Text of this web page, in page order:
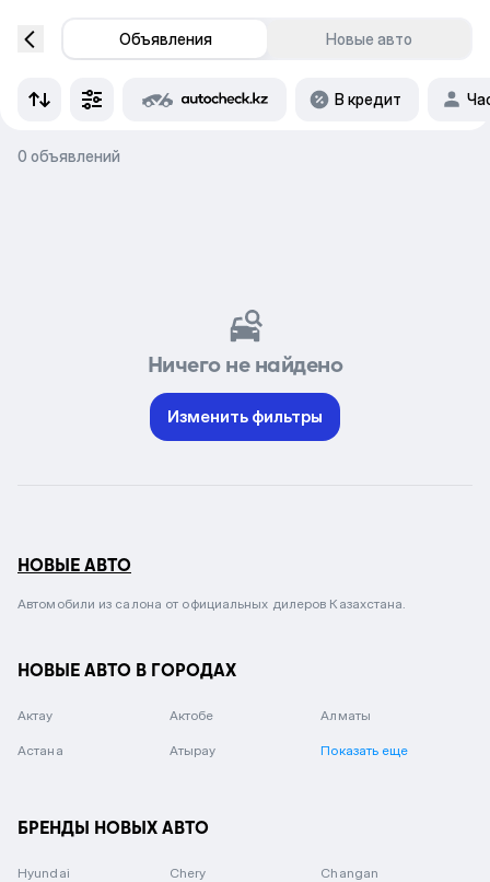
Объявления Новые авто
В кредит
0 объявлений
Ничего не найдено
Изменить фильтры
НОВЫЕ АВТО
Автомобили из салона от официальных дилеров Казахстана.
НОВЫЕ АВТО В ГОРОДАХ
Актау Актобе Алматы
Астана Атырау Показать еще
БРЕНДЫ НОВЫХ АВТО
Hyundai Chery Changan